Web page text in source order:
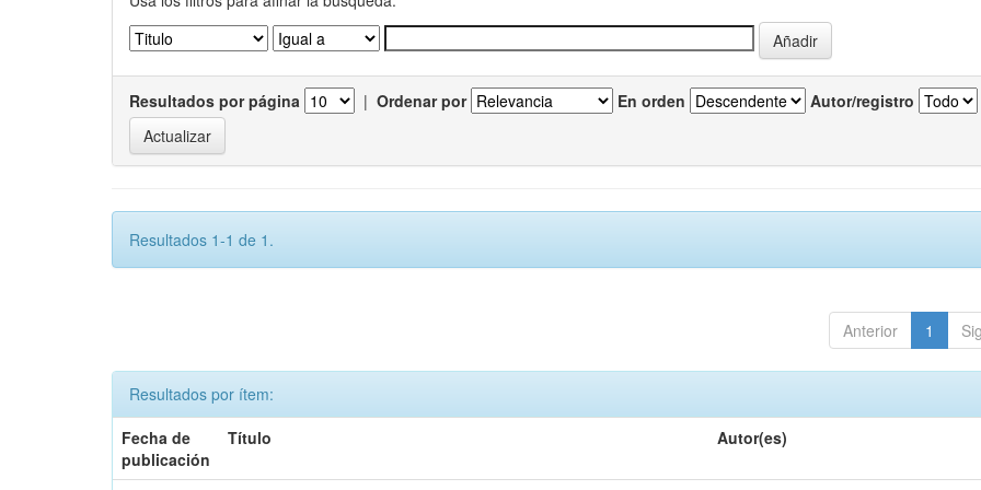
Resultados por página | Ordenar por En orden Autor/registro
Resultados 1-1 de 1.
Anterior 1
Resultados por ítem:
Fecha de
publicación
Título Autor(es)